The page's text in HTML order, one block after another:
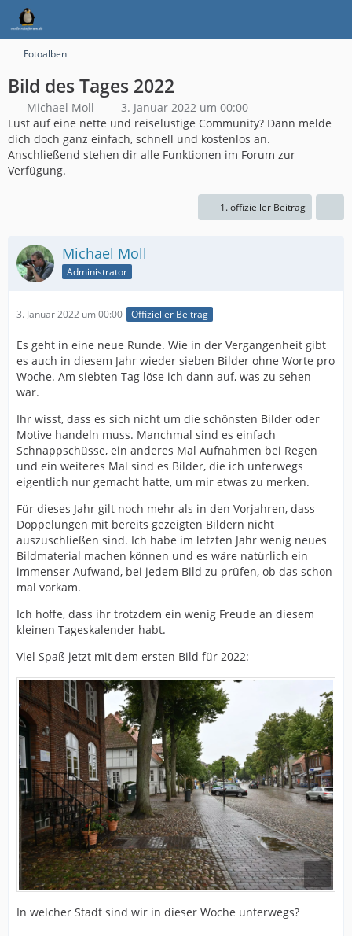
Fotoalben
Bild des Tages 2022
Michael Moll
3. Januar 2022 um 00:00
Lust auf eine nette und reiselustige Community? Dann melde
dich doch ganz einfach, schnell und kostenlos an.
Anschließend stehen dir alle Funktionen im Forum zur
Verfügung.
1. offizieller Beitrag
Michael Moll
Administrator
3. Januar 2022 um 00:00 Offizieller Beitrag
Es geht in eine neue Runde. Wie in der Vergangenheit gibt
es auch in diesem Jahr wieder sieben Bilder ohne Worte pro
Woche. Am siebten Tag löse ich dann auf, was zu sehen
war.
Ihr wisst, dass es sich nicht um die schönsten Bilder oder
Motive handeln muss. Manchmal sind es einfach
Schnappschüsse, ein anderes Mal Aufnahmen bei Regen
und ein weiteres Mal sind es Bilder, die ich unterwegs
eigentlich nur gemacht hatte, um mir etwas zu merken.
Für dieses Jahr gilt noch mehr als in den Vorjahren, dass
Doppelungen mit bereits gezeigten Bildern nicht
auszuschließen sind. Ich habe im letzten Jahr wenig neues
Bildmaterial machen können und es wäre natürlich ein
immenser Aufwand, bei jedem Bild zu prüfen, ob das schon
mal vorkam.
Ich hoffe, dass ihr trotzdem ein wenig Freude an diesem
kleinen Tageskalender habt.
Viel Spaß jetzt mit dem ersten Bild für 2022:
In welcher Stadt sind wir in dieser Woche unterwegs?